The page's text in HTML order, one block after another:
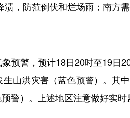
防范倒伏和烂场雨；南方需
警，预计18日20时至19日
山洪灾害（蓝色预警）。其
警）。上述地区注意做好实时